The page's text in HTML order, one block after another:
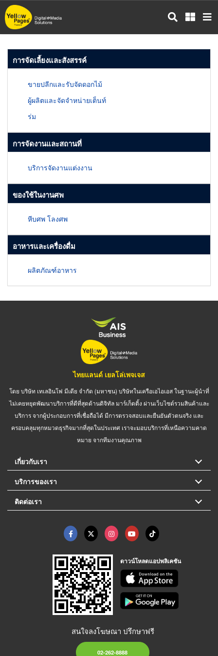
ข้าม
ไป
การจัดเลี้ยงและสังสรรค์
ขายปลีกและรับจัดดอกไม้
ผู้ผลิตและจัดจำหน่ายเต็นท์
ร่ม
การจัดงานและสถานที่
บริการจัดงานแต่งงาน
ของใช้ในงานศพ
หีบศพ โลงศพ
อาหารและเครื่องดื่ม
ผลิตภัณฑ์อาหาร
ไทยแลนด์ เยลโล่เพจเจส
โดย บริษัท เทเลอินโฟ มีเดีย จำกัด (มหาชน) บริษัทในเครือเอไอเอส ในฐานะผู้นำที่
ไม่เคยหยุดพัฒนาบริการที่ดีที่สุดด้านดิจิทัล มาร์เก็ตติ้ง ผ่านเว็บไซต์รวมสินค้าและ
บริการ จากผู้ประกอบการที่เชื่อถือได้ มีการตรวจสอบและยืนยันตัวตนจริง และ
ครอบคลุมทุกหมวดธุรกิจมากที่สุดในประเทศ เราจะมอบบริการที่เหนือความคาด
หมาย จากทีมงานคุณภาพ
เกี่ยวกับเรา
บริการของเรา
ติดต่อเรา
ดาวน์โหลดแอปพลิเคชัน
สนใจลงโฆษณา ปรึกษาฟรี
02-262-8888